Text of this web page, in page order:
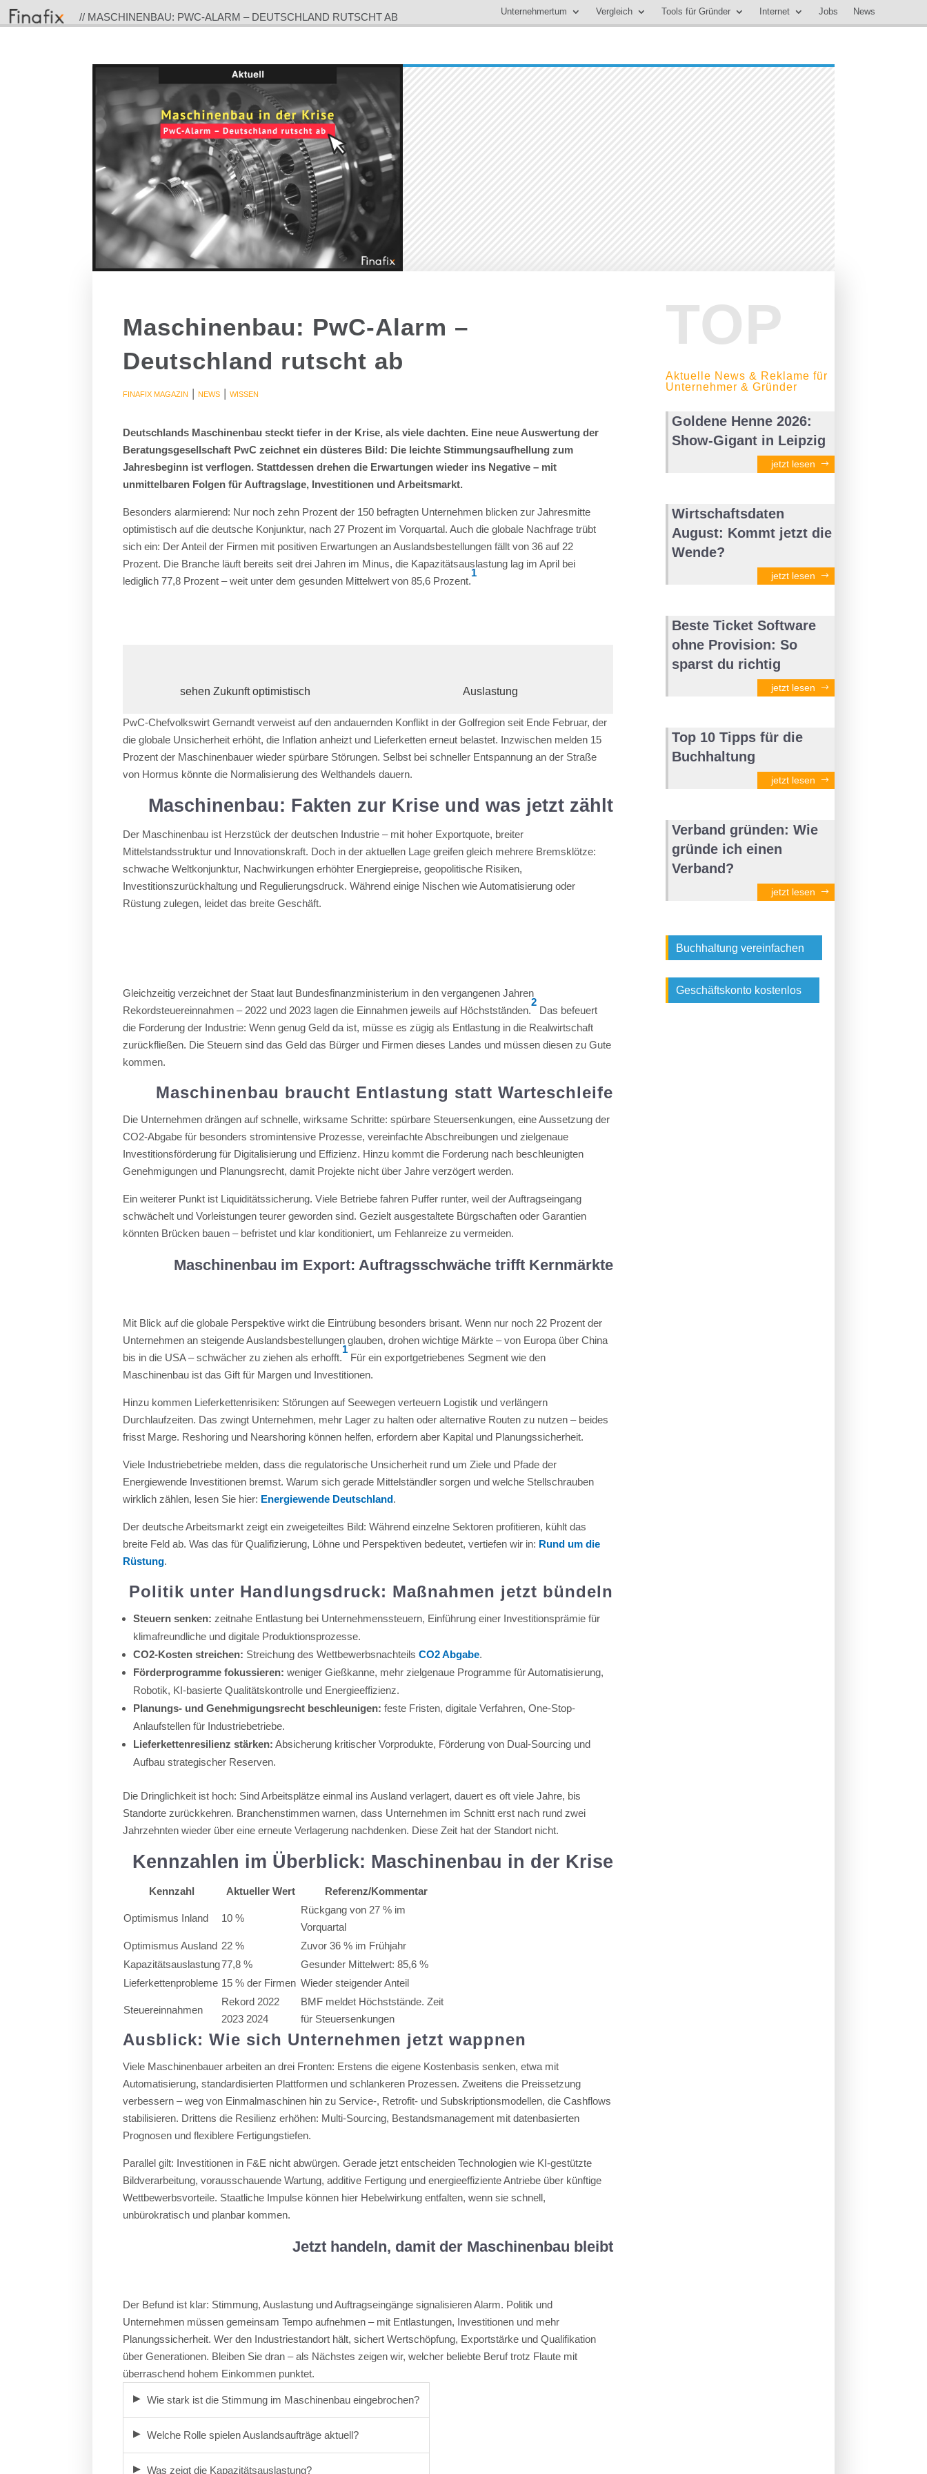
// MASCHINENBAU: PWC-ALARM – DEUTSCHLAND RUTSCHT AB Unternehmertum Vergleich Tools für Gründer Internet Jobs News
Maschinenbau: PwC-Alarm –
Deutschland rutscht ab
FINAFIX MAGAZIN |NEWS |WISSEN
Deutschlands Maschinenbau steckt tiefer in der Krise, als viele dachten. Eine neue Auswertung der
Beratungsgesellschaft PwC zeichnet ein düsteres Bild: Die leichte Stimmungsaufhellung zum
Jahresbeginn ist verflogen. Stattdessen drehen die Erwartungen wieder ins Negative – mit
unmittelbaren Folgen für Auftragslage, Investitionen und Arbeitsmarkt.
Besonders alarmierend: Nur noch zehn Prozent der 150 befragten Unternehmen blicken zur Jahresmitte
optimistisch auf die deutsche Konjunktur, nach 27 Prozent im Vorquartal. Auch die globale Nachfrage trübt
sich ein: Der Anteil der Firmen mit positiven Erwartungen an Auslandsbestellungen fällt von 36 auf 22
Prozent. Die Branche läuft bereits seit drei Jahren im Minus, die Kapazitätsauslastung lag im April bei
lediglich 77,8 Prozent – weit unter dem gesunden Mittelwert von 85,6 Prozent.
1
sehen Zukunft optimistisch Auslastung
PwC-Chefvolkswirt Gernandt verweist auf den andauernden Konflikt in der Golfregion seit Ende Februar, der
die globale Unsicherheit erhöht, die Inflation anheizt und Lieferketten erneut belastet. Inzwischen melden 15
Prozent der Maschinenbauer wieder spürbare Störungen. Selbst bei schneller Entspannung an der Straße
von Hormus könnte die Normalisierung des Welthandels dauern.
Maschinenbau: Fakten zur Krise und was jetzt zählt
Der Maschinenbau ist Herzstück der deutschen Industrie – mit hoher Exportquote, breiter
Mittelstandsstruktur und Innovationskraft. Doch in der aktuellen Lage greifen gleich mehrere Bremsklötze:
schwache Weltkonjunktur, Nachwirkungen erhöhter Energiepreise, geopolitische Risiken,
Investitionszurückhaltung und Regulierungsdruck. Während einige Nischen wie Automatisierung oder
Rüstung zulegen, leidet das breite Geschäft.
Gleichzeitig verzeichnet der Staat laut Bundesfinanzministerium in den vergangenen Jahren
Rekordsteuereinnahmen – 2022 und 2023 lagen die Einnahmen jeweils auf Höchstständen.
2
Das befeuert
die Forderung der Industrie: Wenn genug Geld da ist, müsse es zügig als Entlastung in die Realwirtschaft
zurückfließen. Die Steuern sind das Geld das Bürger und Firmen dieses Landes und müssen diesen zu Gute
kommen.
Maschinenbau braucht Entlastung statt Warteschleife
Die Unternehmen drängen auf schnelle, wirksame Schritte: spürbare Steuersenkungen, eine Aussetzung der
CO2-Abgabe für besonders stromintensive Prozesse, vereinfachte Abschreibungen und zielgenaue
Investitionsförderung für Digitalisierung und Effizienz. Hinzu kommt die Forderung nach beschleunigten
Genehmigungen und Planungsrecht, damit Projekte nicht über Jahre verzögert werden.
Ein weiterer Punkt ist Liquiditätssicherung. Viele Betriebe fahren Puffer runter, weil der Auftragseingang
schwächelt und Vorleistungen teurer geworden sind. Gezielt ausgestaltete Bürgschaften oder Garantien
könnten Brücken bauen – befristet und klar konditioniert, um Fehlanreize zu vermeiden.
Maschinenbau im Export: Auftragsschwäche trifft Kernmärkte
Mit Blick auf die globale Perspektive wirkt die Eintrübung besonders brisant. Wenn nur noch 22 Prozent der
Unternehmen an steigende Auslandsbestellungen glauben, drohen wichtige Märkte – von Europa über China
bis in die USA – schwächer zu ziehen als erhofft.
1
Für ein exportgetriebenes Segment wie den
Maschinenbau ist das Gift für Margen und Investitionen.
Hinzu kommen Lieferkettenrisiken: Störungen auf Seewegen verteuern Logistik und verlängern
Durchlaufzeiten. Das zwingt Unternehmen, mehr Lager zu halten oder alternative Routen zu nutzen – beides
frisst Marge. Reshoring und Nearshoring können helfen, erfordern aber Kapital und Planungssicherheit.
Viele Industriebetriebe melden, dass die regulatorische Unsicherheit rund um Ziele und Pfade der
Energiewende Investitionen bremst. Warum sich gerade Mittelständler sorgen und welche Stellschrauben
wirklich zählen, lesen Sie hier: Energiewende Deutschland.
Der deutsche Arbeitsmarkt zeigt ein zweigeteiltes Bild: Während einzelne Sektoren profitieren, kühlt das
breite Feld ab. Was das für Qualifizierung, Löhne und Perspektiven bedeutet, vertiefen wir in: Rund um die
Rüstung.
Politik unter Handlungsdruck: Maßnahmen jetzt bündeln
Steuern senken: zeitnahe Entlastung bei Unternehmenssteuern, Einführung einer Investitionsprämie für
klimafreundliche und digitale Produktionsprozesse.
CO2-Kosten streichen: Streichung des WettbewerbsnachteilsCO2 Abgabe.
Förderprogramme fokussieren: weniger Gießkanne, mehr zielgenaue Programme für Automatisierung,
Robotik, KI-basierte Qualitätskontrolle und Energieeffizienz.
Planungs- und Genehmigungsrecht beschleunigen: feste Fristen, digitale Verfahren, One-Stop-
Anlaufstellen für Industriebetriebe.
Lieferkettenresilienz stärken: Absicherung kritischer Vorprodukte, Förderung von Dual-Sourcing und
Aufbau strategischer Reserven.
Die Dringlichkeit ist hoch: Sind Arbeitsplätze einmal ins Ausland verlagert, dauert es oft viele Jahre, bis
Standorte zurückkehren. Branchenstimmen warnen, dass Unternehmen im Schnitt erst nach rund zwei
Jahrzehnten wieder über eine erneute Verlagerung nachdenken. Diese Zeit hat der Standort nicht.
Kennzahlen im Überblick: Maschinenbau in der Krise
Kennzahl Aktueller Wert Referenz/Kommentar
Optimismus Inland 10 %
Rückgang von 27 % im
Vorquartal
Optimismus Ausland 22 %
Zuvor 36 % im Frühjahr
Kapazitätsauslastung77,8 %
Gesunder Mittelwert: 85,6 %
Lieferkettenprobleme 15 % der Firmen Wieder steigender Anteil
Steuereinnahmen
Rekord 2022
2023 2024
BMF meldet Höchststände. Zeit
für Steuersenkungen
Ausblick: Wie sich Unternehmen jetzt wappnen
Viele Maschinenbauer arbeiten an drei Fronten: Erstens die eigene Kostenbasis senken, etwa mit
Automatisierung, standardisierten Plattformen und schlankeren Prozessen. Zweitens die Preissetzung
verbessern – weg von Einmalmaschinen hin zu Service-, Retrofit- und Subskriptionsmodellen, die Cashflows
stabilisieren. Drittens die Resilienz erhöhen: Multi-Sourcing, Bestandsmanagement mit datenbasierten
Prognosen und flexiblere Fertigungstiefen.
Parallel gilt: Investitionen in F&E nicht abwürgen. Gerade jetzt entscheiden Technologien wie KI-gestützte
Bildverarbeitung, vorausschauende Wartung, additive Fertigung und energieeffiziente Antriebe über künftige
Wettbewerbsvorteile. Staatliche Impulse können hier Hebelwirkung entfalten, wenn sie schnell,
unbürokratisch und planbar kommen.
Jetzt handeln, damit der Maschinenbau bleibt
Der Befund ist klar: Stimmung, Auslastung und Auftragseingänge signalisieren Alarm. Politik und
Unternehmen müssen gemeinsam Tempo aufnehmen – mit Entlastungen, Investitionen und mehr
Planungssicherheit. Wer den Industriestandort hält, sichert Wertschöpfung, Exportstärke und Qualifikation
über Generationen. Bleiben Sie dran – als Nächstes zeigen wir, welcher beliebte Beruf trotz Flaute mit
überraschend hohem Einkommen punktet.
Wie stark ist die Stimmung im Maschinenbau eingebrochen?
Welche Rolle spielen Auslandsaufträge aktuell?
Was zeigt die Kapazitätsauslastung?
TOP
Aktuelle News & Reklame für
Unternehmer & Gründer
Goldene Henne 2026:
Show-Gigant in Leipzig
jetzt lesen
Wirtschaftsdaten
August: Kommt jetzt die
Wende?
jetzt lesen
Beste Ticket Software
ohne Provision: So
sparst du richtig
jetzt lesen
Top 10 Tipps für die
Buchhaltung
jetzt lesen
Verband gründen: Wie
gründe ich einen
Verband?
jetzt lesen
Buchhaltung vereinfachen
Geschäftskonto kostenlos